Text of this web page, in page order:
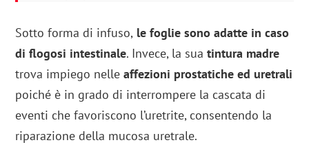
Sotto forma di infuso, le foglie sono adatte in caso
di flogosi intestinale. Invece, la sua tintura madre
trova impiego nelleaffezioni prostatiche ed uretrali
poiché è in grado di interrompere la cascata di
eventi che favoriscono l’uretrite, consentendo la
riparazione della mucosa uretrale.